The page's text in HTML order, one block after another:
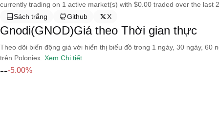
currently trading on 1 active market(s) with $0.00 traded over the
Sách trắng
Github X
Gnodi(GNOD)Giá theo Thời gian thực
Theo dõi biến động giá với hiển thị biểu đồ trong 1 ngày, 30 ngày,
trên Poloniex. Xem Chi tiết
---5.00%